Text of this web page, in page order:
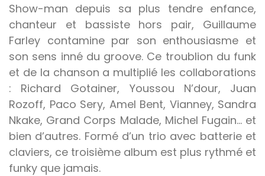
Show-man depuis sa plus tendre enfance,
chanteur et bassiste hors pair, Guillaume
Farley contamine par son enthousiasme et
son sens inné du groove. Ce troublion du funk
et de la chanson a multiplié les collaborations
: Richard Gotainer, Youssou N’dour, Juan
Rozoff, Paco Sery, Amel Bent, Vianney, Sandra
Nkake, Grand Corps Malade, Michel Fugain… et
bien d’autres. Formé d’un trio avec batterie et
claviers, ce troisième album est plus rythmé et
funky que jamais.